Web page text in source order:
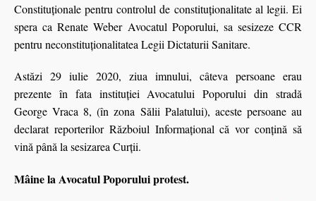
Constituționale pentru controlul de constituționalitate al legii. Ei
spera ca Renate Weber Avocatul Poporului, sa sesizeze CCR
pentru neconstituționalitatea Legii Dictaturii Sanitare.
Astăzi 29 iulie 2020, ziua imnului, câteva persoane erau
prezente în fata instituţiei Avocatului Poporului din stradă
George Vraca 8, (în zona Sălii Palatului), aceste persoane au
declarat reporterilor Războiul Informaţional că vor conţină să
vină până la sesizarea Curţii.
Mâine la Avocatul Poporului protest.